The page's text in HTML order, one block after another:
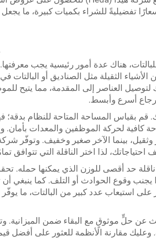
تفضيليةً للشراء بكميات كبيرة، ما
هناك عدة أمور رئيسية يجب
الأشياء الثقيلة مثل الصناديق أو
العناصر إلى المقدمة، مما يتيح
أسرع وأبسط.
بقياس المساحة المتاحة للنظام بدقة؛
لحركة الموظفين والمعدات بأمان.
وثقيل، بينما الآخر صغير وخفيف. وتوفّر
لذا اختر الناقلة التي تتوافق
حد أقصى للوزن الذي يمكنها حمله.
يجنب وقوع الحوادث أو التلف. كما ينبغي أن
على استيعاب عدد كبير من البالتات، ما
عن حلٍّ موثوقٍ مع البقاء ضمن الميزانية.
مقارنة الأنظمة للعثور على أفضل